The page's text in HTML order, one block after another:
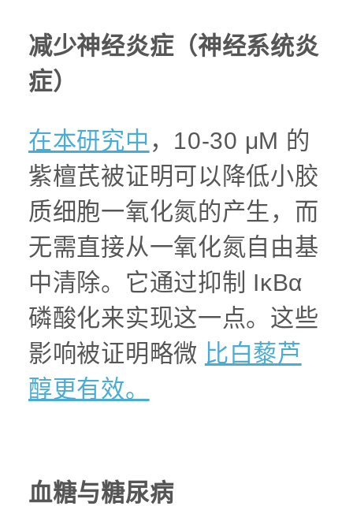
减少神经炎症（神经系统炎
症）
在本研究中 ，10-30 μM 的
紫檀芪被证明可以降低小胶
质细胞一氧化氮的产生，而
无需直接从一氧化氮自由基
中清除。它通过抑制 IκBα
磷酸化来实现这一点。这些
影响被证明略微 比白藜芦
醇更有效。
血糖与糖尿病